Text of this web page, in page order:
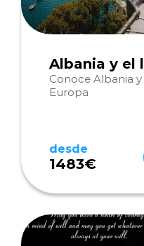
Albania y el
Conoce Albania
Europa
desde
1483€